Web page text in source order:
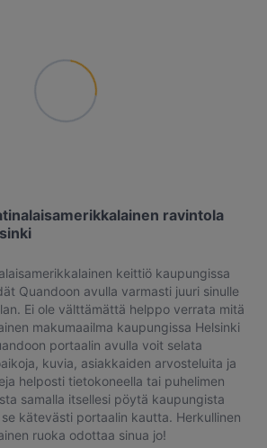
ravintola
keittiö kaupungissa
Quandoon avulla varmasti juuri sinulle
Ei ole välttämättä helppo verrata mitä
makumaailma kaupungissa Helsinki
portaalin avulla voit selata
kuvia, asiakkaiden arvosteluita ja
helposti tietokoneella tai puhelimen
samalla itsellesi pöytä kaupungista
kätevästi portaalin kautta. Herkullinen
ruoka odottaa sinua jo!